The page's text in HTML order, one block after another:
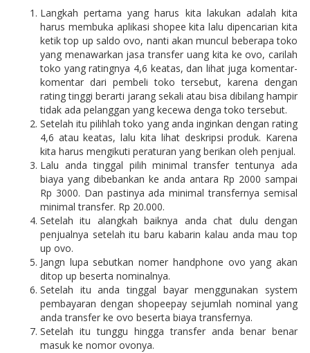
Langkah pertama yang harus kita lakukan adalah kita
harus membuka aplikasi shopee kita lalu dipencarian kita
ketik top up saldo ovo, nanti akan muncul beberapa toko
yang menawarkan jasa transfer uang kita ke ovo, carilah
toko yang ratingnya 4,6 keatas, dan lihat juga komentar-
komentar dari pembeli toko tersebut, karena dengan
rating tinggi berarti jarang sekali atau bisa dibilang hampir
tidak ada pelanggan yang kecewa denga toko tersebut.
Setelah itu pilihlah toko yang anda inginkan dengan rating
4,6 atau keatas, lalu kita lihat deskripsi produk. Karena
kita harus mengikuti peraturan yang berikan oleh penjual.
Lalu anda tinggal pilih minimal transfer tentunya ada
biaya yang dibebankan ke anda antara Rp 2000 sampai
Rp 3000. Dan pastinya ada minimal transfernya semisal
minimal transfer. Rp 20.000.
Setelah itu alangkah baiknya anda chat dulu dengan
penjualnya setelah itu baru kabarin kalau anda mau top
up ovo.
Jangn lupa sebutkan nomer handphone ovo yang akan
ditop up beserta nominalnya.
Setelah itu anda tinggal bayar menggunakan system
pembayaran dengan shopeepay sejumlah nominal yang
anda transfer ke ovo beserta biaya transfernya.
Setelah itu tunggu hingga transfer anda benar benar
masuk ke nomor ovonya.